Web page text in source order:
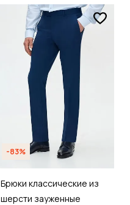
-83%
Брюки классические из
шерсти зауженные